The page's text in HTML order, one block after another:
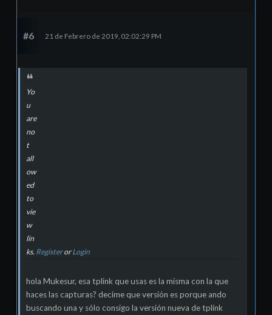
#6 21 de Febrero de 2019, 02:02:29 PM
Yo
u
are
no
t
all
ow
ed
to
vie
w
lin
ks. RegisterorLogin
hola Mukesur, esa tplink que usas es la misma con la que
haces las capturas? decime que versión es porque ando
buscando una y sólo consigo la versión nueva de tplink